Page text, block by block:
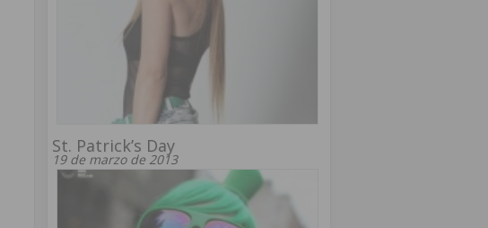
St. Patrick’s Day
19 de marzo de 2013